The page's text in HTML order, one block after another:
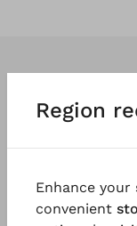
und
Region
Enhance
convenient